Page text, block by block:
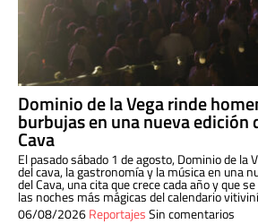
Dominio de la Vega rinde
burbujas en una nueva edición
Cava
El pasado sábado 1 de agosto, Dominio de la
del cava, la gastronomía y la música en una
del Cava, una cita que crece cada año y que
las noches más mágicas del calendario
06/08/2026ReportajesSin comentarios